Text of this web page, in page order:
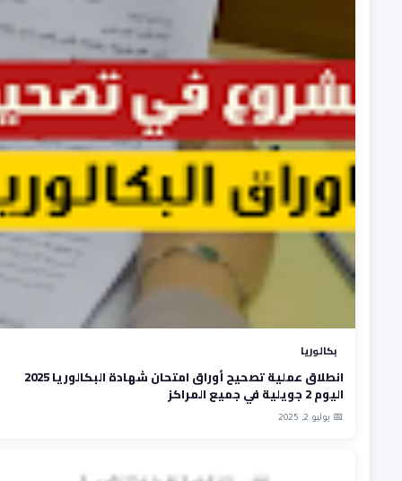
بكالوريا
انطلاق عملية تصحيح أوراق امتحان شهادة البكالوريا 2025
اليوم 2 جويلية في جميع المراكز
📅 يوليو 2, 2025